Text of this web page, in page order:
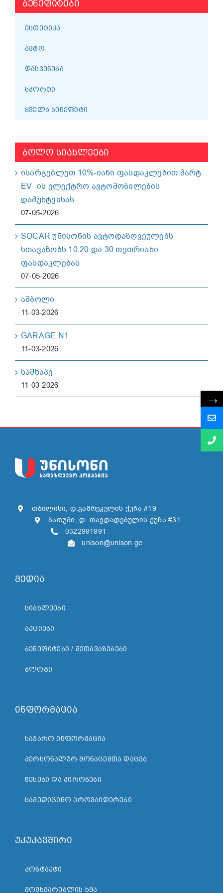
ᲑᲔᲜᲔᲤᲘᲢᲔᲑᲘ
ᲔᲡᲗᲔᲢᲘᲙᲐ
ᲐᲕᲢᲝ
ᲓᲐᲡᲕᲔᲜᲔᲑᲐ
ᲡᲞᲝᲠᲢᲘ
ᲧᲕᲔᲚᲐ ᲑᲔᲜᲔᲤᲘᲢᲘ
ᲑᲝᲚᲝ ᲡᲘᲐᲮᲚᲔᲔᲑᲘ
ისარგებლეთ 10%-იანი ფასდაკლებით მარტ
EV -ის ელექტრო ავტომობილების
დამუხტვისას
07-05-2026
SOCAR უნისონის ავტოდაზღვეულებს
სთავაზობს 10,20 და 30 თეთრიანი
ფასდაკლებას
07-05-2026
ამბოლი
11-03-2026
GARAGE N1
11-03-2026
საშხაპე
11-03-2026
თბილისი, დ.გამრეკელის ქუჩა #19
ბათუმი, დ. თავდადებულის ქუჩა #31
0322991991
unison@unison.ge
მედია
ᲡᲘᲐᲮᲚᲔᲔᲑᲘ
ᲐᲥᲪᲘᲔᲑᲘ
ᲑᲔᲜᲔᲤᲘᲢᲔᲑᲘ / ᲨᲔᲗᲐᲕᲐᲖᲔᲑᲔᲑᲘ
ᲑᲚᲝᲒᲘ
ინფორმაცია
ᲡᲐᲯᲐᲠᲝ ᲘᲜᲤᲝᲠᲛᲐᲪᲘᲐ
ᲞᲔᲠᲡᲝᲜᲐᲚᲣᲠ ᲛᲝᲜᲐᲪᲔᲛᲗᲐ ᲓᲐᲪᲕᲐ
ᲬᲔᲡᲔᲑᲘ ᲓᲐ ᲞᲘᲠᲝᲑᲔᲑᲘ
ᲡᲐᲛᲔᲓᲘᲪᲘᲜᲝ ᲞᲠᲝᲕᲐᲘᲓᲔᲠᲔᲑᲘ
უკუკავშირი
ᲙᲝᲜᲢᲐᲥᲢᲘ
ᲛᲝᲛᲮᲛᲐᲠᲔᲑᲚᲘᲡ ᲮᲛᲐ
→